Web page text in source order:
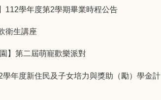
112學年度第2學期畢業時程公告
衛生講座
】第二屆萌寵歡樂派對
學年度新住民及子女培力與獎助（勵）學金計